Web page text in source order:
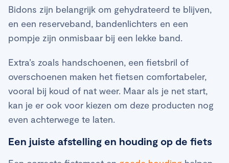
Bidons zijn belangrijk om gehydrateerd te blijven,
en een reserveband, bandenlichters en een
pompje zijn onmisbaar bij een lekke band.
Extra’s zoals handschoenen, een fietsbril of
overschoenen maken het fietsen comfortabeler,
vooral bij koud of nat weer. Maar als je net start,
kan je er ook voor kiezen om deze producten nog
even achterwege te laten.
Een juiste afstelling en houding op de fiets